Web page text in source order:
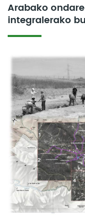
Arabako
integralerako